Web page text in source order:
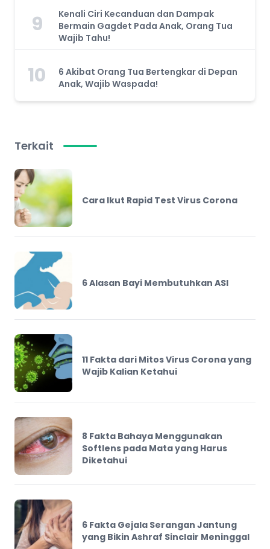
9
Kenali Ciri Kecanduan dan Dampak
Bermain Gagdet Pada Anak, Orang Tua
Wajib Tahu!
10
6 Akibat Orang Tua Bertengkar di Depan
Anak, Wajib Waspada!
Terkait
Cara Ikut Rapid Test Virus Corona
6 Alasan Bayi Membutuhkan ASI
11 Fakta dari Mitos Virus Corona yang
Wajib Kalian Ketahui
8 Fakta Bahaya Menggunakan
Softlens pada Mata yang Harus
Diketahui
6 Fakta Gejala Serangan Jantung
yang Bikin Ashraf Sinclair Meninggal